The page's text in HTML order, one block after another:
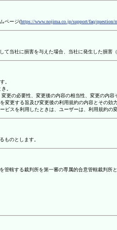
ページ(https://www.nojima.co.jp/support/faq/question/
て当社に損害を与えた場合、当社に発生した損害
。
。
更の必要性、変更後の内容の相当性、変更の内
変更する旨及び変更後の利用規約の内容とその効
ビスを利用したときは、ユーザーは、利用規約の
ものとします。
轄する裁判所を第一審の専属的合意管轄裁判所と